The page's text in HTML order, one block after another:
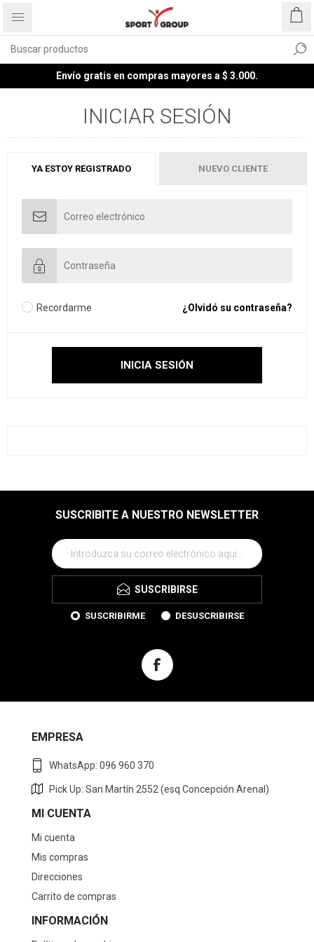
Envío gratis en compras mayores a $ 3.000.
INICIAR SESIÓN
YA ESTOY REGISTRADO NUEVO CLIENTE
Recordarme ¿Olvidó su contraseña?
SUSCRIBITE A NUESTRO NEWSLETTER
SUSCRIBIRSE
SUSCRIBIRME DESUSCRIBIRSE
EMPRESA
WhatsApp: 096 960 370
Pick Up: San Martín 2552 (esq Concepción Arenal)
MI CUENTA
Mi cuenta
Mis compras
Direcciones
Carrito de compras
INFORMACIÓN